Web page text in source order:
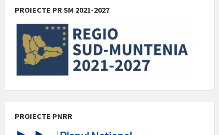
PROIECTE PR SM 2021-2027
PROIECTE PNRR